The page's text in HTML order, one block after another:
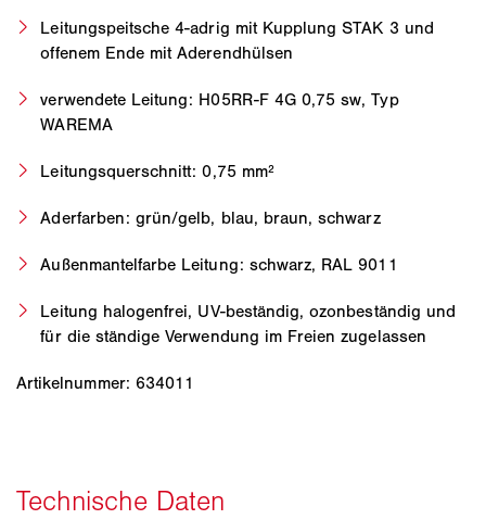
Leitungspeitsche 4-adrig mit Kupplung STAK 3 und
offenem Ende mit Aderendhülsen
verwendete Leitung: H05RR-F 4G 0,75 sw, Typ
WAREMA
Leitungsquerschnitt: 0,75 mm²
Aderfarben: grün/gelb, blau, braun, schwarz
Außenmantelfarbe Leitung: schwarz, RAL 9011
Leitung halogenfrei, UV-beständig, ozonbeständig und
für die ständige Verwendung im Freien zugelassen
Artikelnummer: 634011